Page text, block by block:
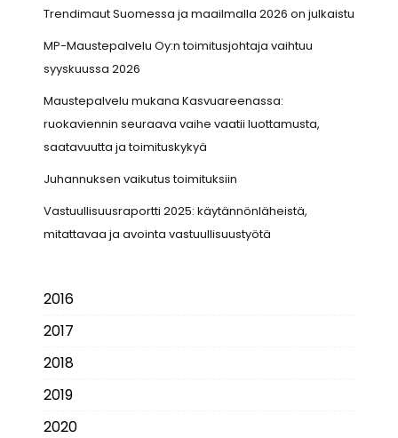
Trendimaut Suomessa ja maailmalla 2026 on julkaistu
MP-Maustepalvelu Oy:n toimitusjohtaja vaihtuu
syyskuussa 2026
Maustepalvelu mukana Kasvuareenassa:
ruokaviennin seuraava vaihe vaatii luottamusta,
saatavuutta ja toimituskykyä
Juhannuksen vaikutus toimituksiin
Vastuullisuusraportti 2025: käytännönläheistä,
mitattavaa ja avointa vastuullisuustyötä
2016
2017
2018
2019
2020